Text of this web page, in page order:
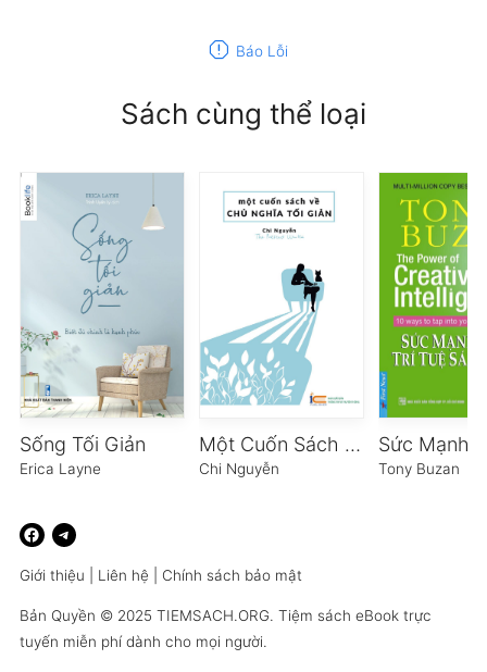
report Báo Lỗi
Sách cùng thể loại
Sống Tối Giản
Erica Layne
Một Cuốn Sách Về Chủ Nghĩa Tối Giản
Chi Nguyễn Tony Buzan
Giới thiệu Liên hệ Chính sách bảo mật
Bản Quyền © 2025 TIEMSACH.ORG. Tiệm sách eBook trực
tuyến miễn phí dành cho mọi người.